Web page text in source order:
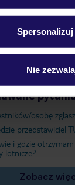
o
Spersonalizuj
Nie
osobę
przedstawiciel
i gdzie
lotnicze?
Zobacz